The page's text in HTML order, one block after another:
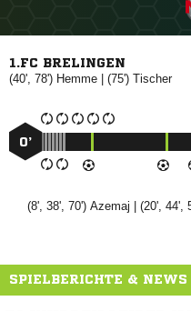
1.FC BRELINGEN
(40', 78')  | (75') 
0’
(8', 38', 70')  | (20', 44',
SPIELBERICHTE & NEWS